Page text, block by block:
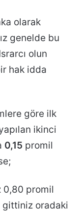
olarak
genelde bu
olun
hak idda
göre ilk
ikinci
0,15 promil
0,80 promil
gittiniz oradaki